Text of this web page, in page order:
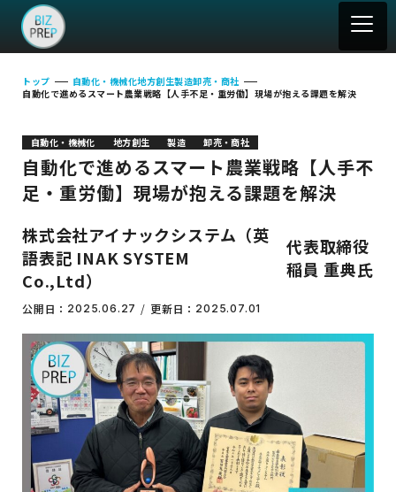
トップ 自動化・機械化地方創生製造卸売・商社
自動化で進めるスマート農業戦略【人手不足・重労働】現場が抱える課題を解決
自動化・機械化 地方創生 製造 卸売・商社
自動化で進めるスマート農業戦略【人手不
足・重労働】現場が抱える課題を解決
株式会社アイナックシステム（英
語表記 INAK SYSTEM
Co.,Ltd）
代表取締役
稲員 重典氏
公開日： 2025.06.27 更新日： 2025.07.01